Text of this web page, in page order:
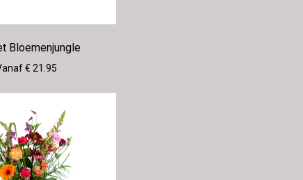
Bloemenjungle
€ 21.95